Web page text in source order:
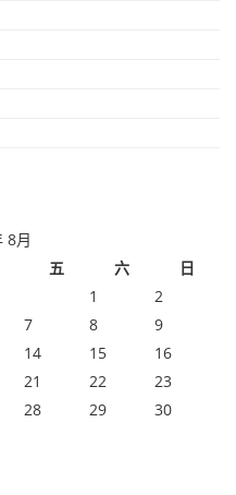
8月
五 六
日
1
2
7 8
9
14 15
16
21 22
23
28 29
30